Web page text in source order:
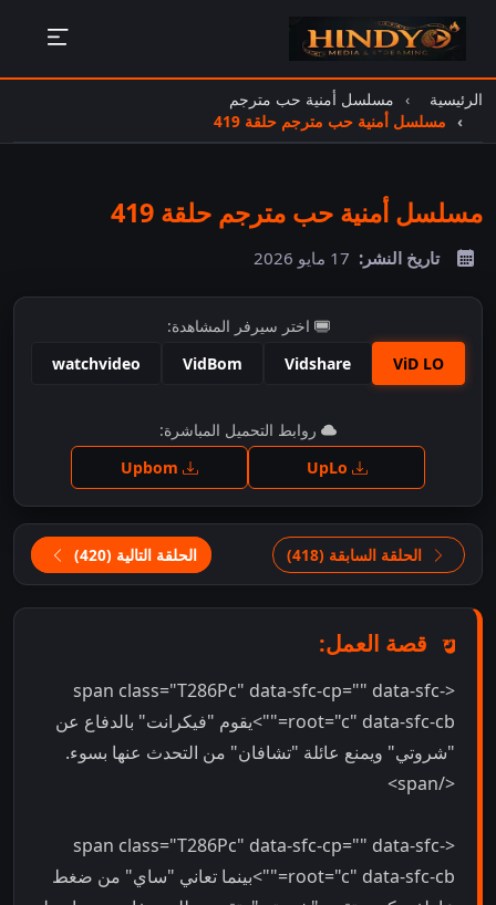
الرئيسية
مسلسل أمنية حب مترجم
مسلسل أمنية حب مترجم حلقة 419
مسلسل أمنية حب مترجم حلقة 419
تاريخ النشر: 17 مايو 2026
اختر سيرفر المشاهدة:
ViD LO
Vidshare
VidBom
watchvideo
اضغط للمشاهدة
روابط التحميل المباشرة:
الحلقة السابقة (418) الحلقة التالية (420)
قصة العمل:
<span class="T286Pc" data-sfc-cp="" data-sfc-
root="c" data-sfc-cb="">يقوم "فيكرانت" بالدفاع عن
"شروتي" ويمنع عائلة "تشافان" من التحدث عنها بسوء.
</span>
<span class="T286Pc" data-sfc-cp="" data-sfc-
root="c" data-sfc-cb="">بينما تعاني "ساي" من ضغط